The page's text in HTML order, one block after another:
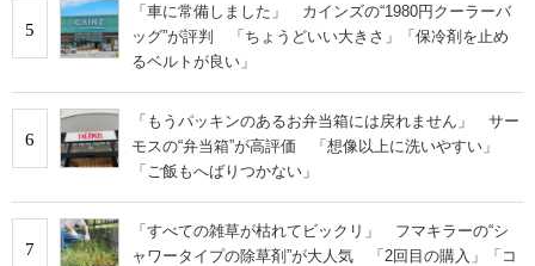
5
「車に常備しました」 カインズの“1980円クーラーバ
ッグ”が評判 「ちょうどいい大きさ」「保冷剤を止め
るベルトが良い」
6
「もうパッキンのあるお弁当箱には戻れません」 サー
モスの“弁当箱”が高評価 「想像以上に洗いやすい」
「ご飯もへばりつかない」
7
「すべての雑草が枯れてビックリ」 フマキラーの“シ
ャワータイプの除草剤”が大人気 「2回目の購入」「コ